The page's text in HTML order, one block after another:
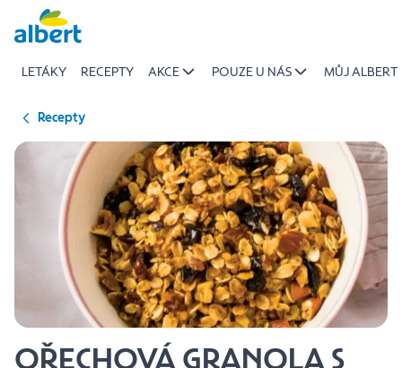
Přeskočit
LETÁKY RECEPTY AKCE POUZE U NÁS MŮJ ALBERT
Recepty
OŘECHOVÁ GRANOLA S